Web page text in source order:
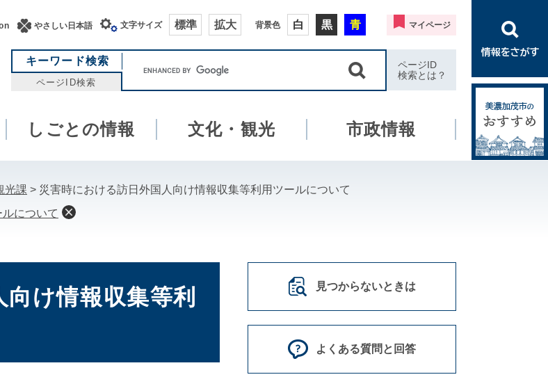
やさしい日本語 文字サイズ 標準 拡大 背景色 白 黒 青 マイページ
キーワード検索
ページID検索
ワ
ド
索
ページID
検索とは？
しごとの情報 文化・観光 市政情報
光課 > 災害時における訪日外国人向け情報収集等利用ツールについて
について
け情報収集等利
見つからないときは
よくある質問と回答